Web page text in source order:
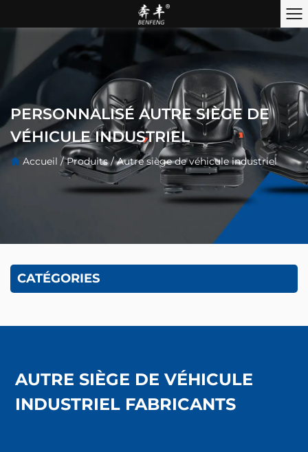
PERSONNALISÉ AUTRE SIÈGE DE
VÉHICULE INDUSTRIEL
Accueil /Produits/Autre siège de véhicule industriel
CATÉGORIES
AUTRE SIÈGE DE VÉHICULE
INDUSTRIEL FABRICANTS